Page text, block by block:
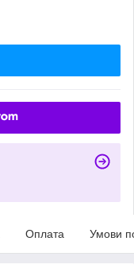
Оплата Умови